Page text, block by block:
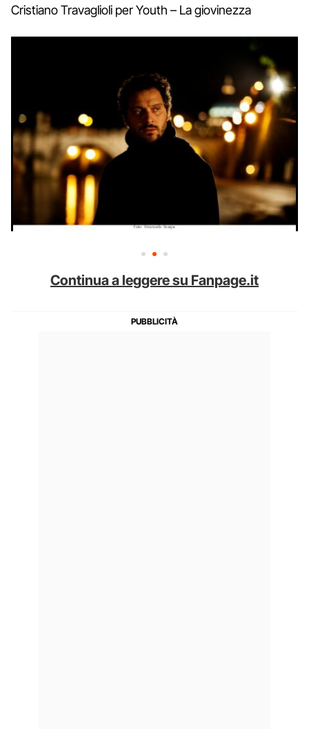
Cristiano Travaglioli per Youth – La giovinezza
Continua a leggere su Fanpage.it